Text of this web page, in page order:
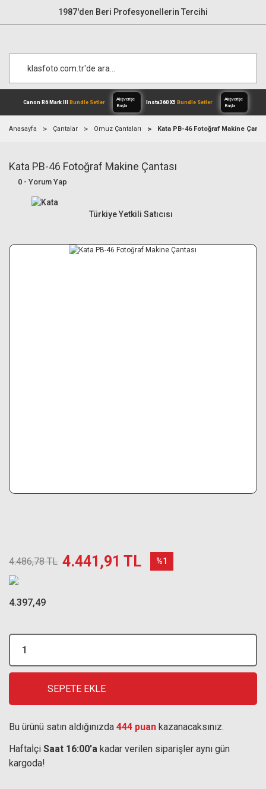
1987'den Beri Profesyonellerin Tercihi
Canon R6 Mark IIIBundle Setler
Anasayfa Çantalar Omuz Çantaları Kata PB-46 Fotoğraf Makine
Kata PB-46 Fotoğraf Makine Çantası
0 - Yorum Yap
Türkiye Yetkili Satıcısı
4.486,78 TL 4.441,91 TL %1
4.397,49
SEPETE EKLE
Bu ürünü satın aldığınızda 444 puan kazanacaksınız.
Haftaİçi Saat 16:00'a kadar verilen siparişler aynı gün
kargoda!